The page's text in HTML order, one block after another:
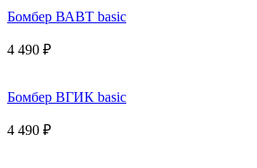
Бомбер ВАВТ basic
4 490 ₽
Бомбер ВГИК basic
4 490 ₽